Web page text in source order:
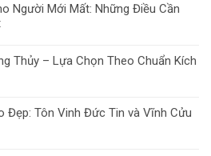
Người Mới Mất: Những Điều Cần
Thủy – Lựa Chọn Theo Chuẩn Kích
Đẹp: Tôn Vinh Đức Tin và Vĩnh Cửu